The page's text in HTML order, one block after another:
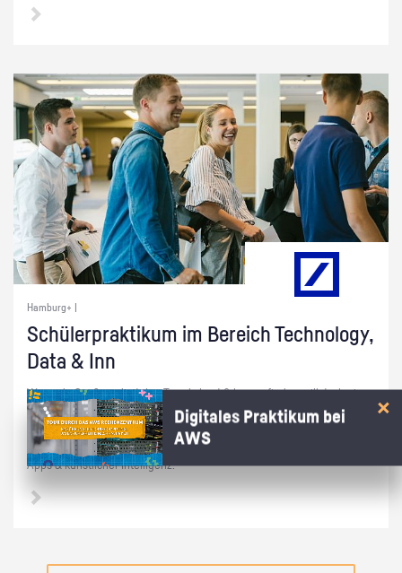
Hamburg+ |
Schü­ler­prak­ti­kum im Be­reich Tech­no­lo­gy,
Data & Inn
Wenn du Spaß an di­gi­ta­len Trends hast & her­aus­fin­den willst, ob eine
di­gi­ta­le be­ruf­li­che Zu­kunft zu dir passt, kannst du mit dem Schü­ler­
prak­ti­kum im IT-Be­reich un­se­rer Bank auf Ent­de­ckungs­rei­se gehen.
Auf dich war­ten zwei ab­wechs­lungs­rei­che Wo­chen mit Ro­bo­tern,
Apps & künst­li­cher In­tel­li­genz.
Digitales Praktikum bei
AWS